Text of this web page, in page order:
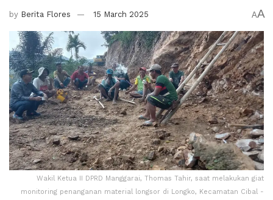
by Berita Flores 15 March 2025 AA
Wakil Ketua II DPRD Manggarai, Thomas Tahir, saat melakukan giat
monitoring penanganan material longsor di Longko, Kecamatan Cibal -